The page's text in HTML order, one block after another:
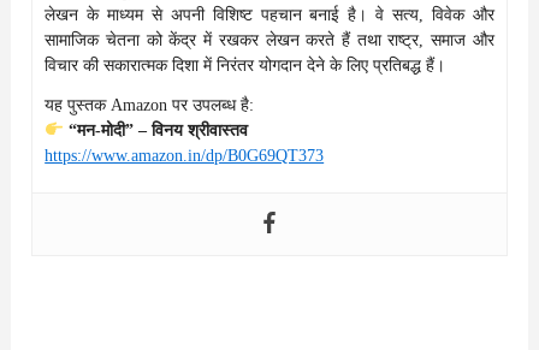
लेखन के माध्यम से अपनी विशिष्ट पहचान बनाई है। वे सत्य, विवेक और
सामाजिक चेतना को केंद्र में रखकर लेखन करते हैं तथा राष्ट्र, समाज और
विचार की सकारात्मक दिशा में निरंतर योगदान देने के लिए प्रतिबद्ध हैं।
यह पुस्तक Amazon पर उपलब्ध है:
“मन-मोदी” – विनय श्रीवास्तव
https://www.amazon.in/dp/B0G69QT373